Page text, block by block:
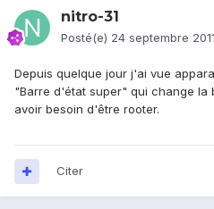
nitro-31
Posté(e) 24 septembre 2011
Depuis quelque jour j'ai vue
"Barre d'état super" qui change la
avoir besoin d'être rooter.
Citer